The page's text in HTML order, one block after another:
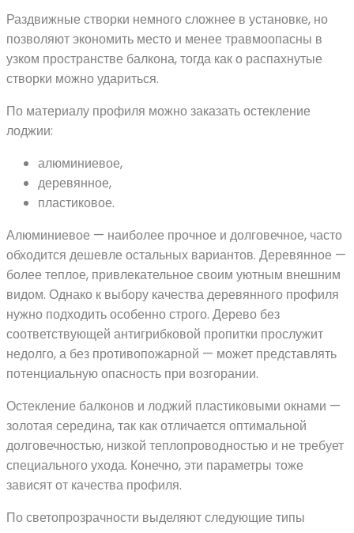
Раздвижные створки немного сложнее в установке, но
позволяют экономить место и менее травмоопасны в
узком пространстве балкона, тогда как о распахнутые
створки можно удариться.
По материалу профиля можно заказать остекление
лоджии:
алюминиевое,
деревянное,
пластиковое.
Алюминиевое — наиболее прочное и долговечное, часто
обходится дешевле остальных вариантов. Деревянное —
более теплое, привлекательное своим уютным внешним
видом. Однако к выбору качества деревянного профиля
нужно подходить особенно строго. Дерево без
соответствующей антигрибковой пропитки прослужит
недолго, а без противопожарной — может представлять
потенциальную опасность при возгорании.
Остекление балконов и лоджий пластиковыми окнами —
золотая середина, так как отличается оптимальной
долговечностью, низкой теплопроводностью и не требует
специального ухода. Конечно, эти параметры тоже
зависят от качества профиля.
По светопрозрачности выделяют следующие типы